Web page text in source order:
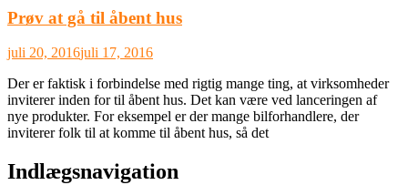
Prøv at gå til åbent hus
juli 20, 2016juli 17, 2016
Der er faktisk i forbindelse med rigtig mange ting, at virksomheder
inviterer inden for til åbent hus. Det kan være ved lanceringen af
nye produkter. For eksempel er der mange bilforhandlere, der
inviterer folk til at komme til åbent hus, så det
Indlægsnavigation